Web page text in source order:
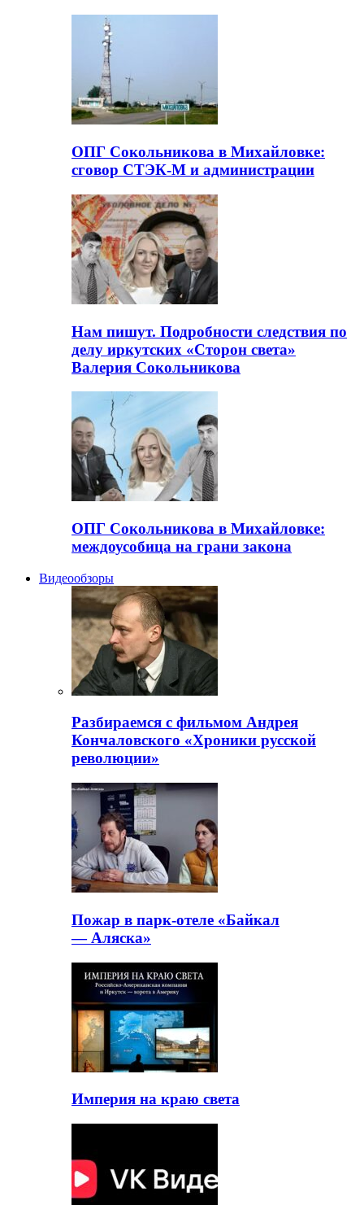
ОПГ Сокольникова в Михайловке:
сговор СТЭК-М и администрации
Нам пишут. Подробности следствия по
делу иркутских «Сторон света»
Валерия Сокольникова
ОПГ Сокольникова в Михайловке:
междоусобица на грани закона
Видеообзоры
Разбираемся с фильмом Андрея
Кончаловского «Хроники русской
революции»
Пожар в парк-отеле «Байкал
— Аляска»
Империя на краю света